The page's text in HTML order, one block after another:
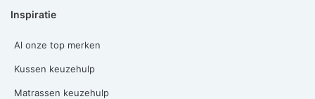
Inspiratie
Al onze top merken
Kussen keuzehulp
Matrassen keuzehulp